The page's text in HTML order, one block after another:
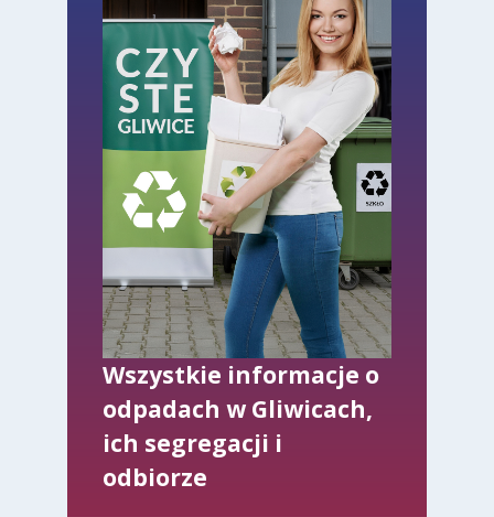
Wszystkie informacje o
odpadach w Gliwicach,
ich segregacji i
odbiorze